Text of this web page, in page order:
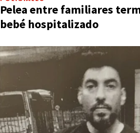
Pelea entre familiares
bebé hospitalizado